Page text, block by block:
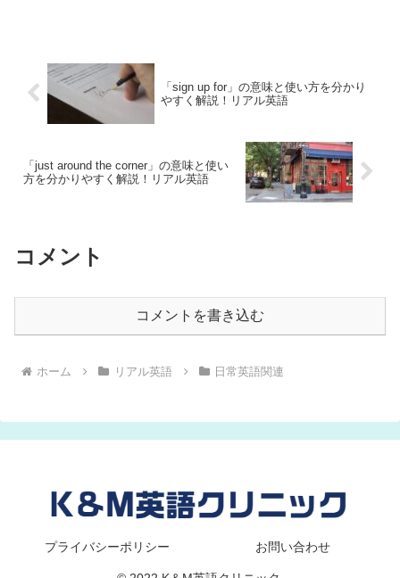
「sign up for」の意味と使い方を分かり
やすく解説！リアル英語
「just around the corner」の意味と使い
方を分かりやすく解説！リアル英語
コメント
コメントを書き込む
ホーム リアル英語 日常英語関連
プライバシーポリシー お問い合わせ